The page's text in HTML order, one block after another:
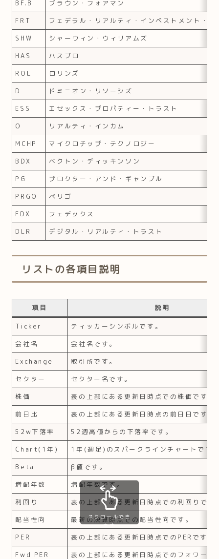
BF.B
ブラウン・フォアマン
FRT
フェデラル・リアルティ・インベストメント・ト
SHW
シャーウィン・ウィリアムズ
HAS
ハスブロ
ROL
ロリンズ
D
ドミニオン・リソーシズ
ESS
エセックス・プロパティー・トラスト
O
リアルティ・インカム
MCHP
マイクロチップ・テクノロジー
BDX
ベクトン・ディッキンソン
PG
プロクター・アンド・ギャンブル
PRGO
ペリゴ
FDX
フェデックス
DLR
デジタル・リアルティ・トラスト
リストの各項目説明
項目 説明
Ticker
ティッカーシンボルです。
会社名
会社名です。
Exchange
取引所です。
セクター
セクター名です。
株価
表の上部にある更新日時点での株価です。
前日比
表の上部にある更新日時点の前日日です。
52w下落率
52週高値からの下落率です。
Chart(1年)
1年(週足)のスパークラインチャートです
Beta
β値です。
増配年数
増配年数です。
利回り
表の上部にある更新日時点での利回りです
配当性向
最新の決算時点での配当性向です。
PER
表の上部にある更新日時点でのPERです。
Fwd PER
表の上部にある更新日時点でのフォワード
スクロールでき
ます